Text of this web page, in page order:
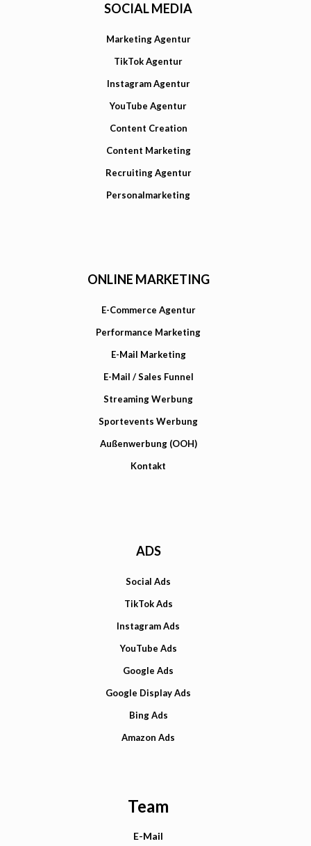
SOCIAL MEDIA
Marketing Agentur
TikTok Agentur
Instagram Agentur
YouTube Agentur
Content Creation
Content Marketing
Recruiting Agentur
Personalmarketing
ONLINE MARKETING
E-Commerce Agentur
Performance Marketing
E-Mail Marketing
E-Mail / Sales Funnel
Streaming Werbung
Sportevents Werbung
Außenwerbung (OOH)
Kontakt
ADS
Social Ads
TikTok Ads
Instagram Ads
YouTube Ads
Google Ads
Google Display Ads
Bing Ads
Amazon Ads
Team
E-Mail